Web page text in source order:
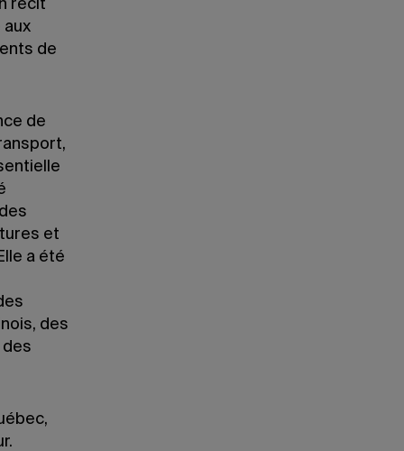
récit
aux
de
de
et
a été
des
des